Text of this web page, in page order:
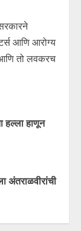
आणि आरोग्य
आणि तो लवकरच
हल्ला हाणून
अंतराळवीरांची